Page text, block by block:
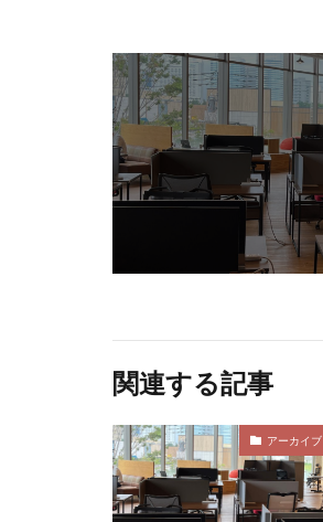
関連する記事
アーカイブ